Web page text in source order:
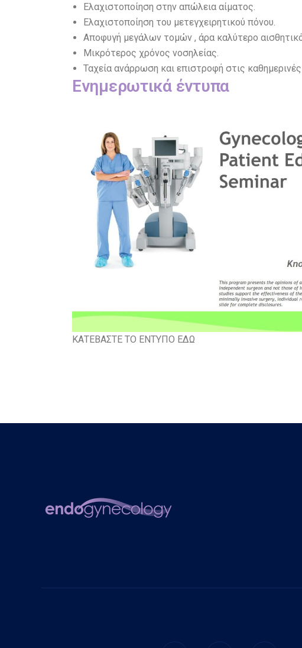
Ελαχιστοποίηση στην απώλεια αίματος.
Ελαχιστοποίηση του μετεγχειρητικού πόνου.
Αποφυγή μεγάλων τομών , άρα καλύτερο
Μικρότερος χρόνος νοσηλείας.
Ταχεία ανάρρωση και επιστροφή στις
Ενημερωτικά έντυπα
ΚΑΤΕΒΑΣΤΕ ΤΟ ΕΝΤΥΠΟ ΕΔΩ